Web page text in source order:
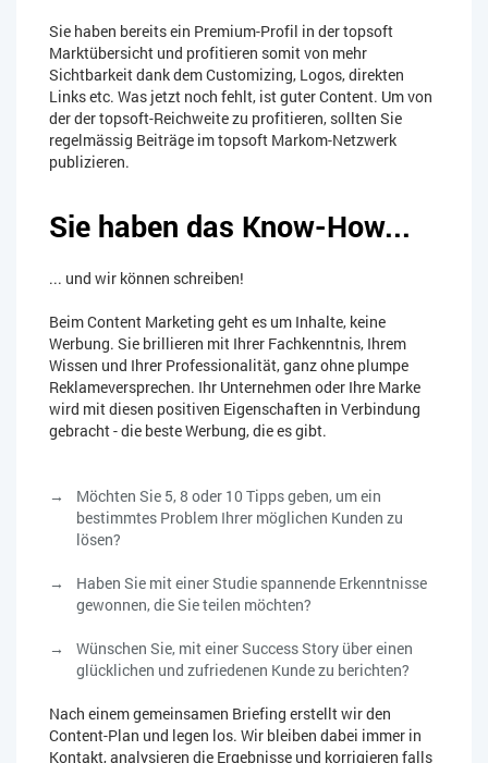
Sie haben bereits ein Premium-Profil in der topsoft
Marktübersicht und profitieren somit von mehr
Sichtbarkeit dank dem Customizing, Logos, direkten
Links etc. Was jetzt noch fehlt, ist guter Content. Um von
der der topsoft-Reichweite zu profitieren, sollten Sie
regelmässig Beiträge im topsoft Markom-Netzwerk
publizieren.
Sie haben das Know-How...
... und wir können schreiben!
Beim Content Marketing geht es um Inhalte, keine
Werbung. Sie brillieren mit Ihrer Fachkenntnis, Ihrem
Wissen und Ihrer Professionalität, ganz ohne plumpe
Reklameversprechen. Ihr Unternehmen oder Ihre Marke
wird mit diesen positiven Eigenschaften in Verbindung
gebracht - die beste Werbung, die es gibt.
Möchten Sie 5, 8 oder 10 Tipps geben, um ein
bestimmtes Problem Ihrer möglichen Kunden zu
lösen?
Haben Sie mit einer Studie spannende Erkenntnisse
gewonnen, die Sie teilen möchten?
Wünschen Sie, mit einer Success Story über einen
glücklichen und zufriedenen Kunde zu berichten?
Nach einem gemeinsamen Briefing erstellt wir den
Content-Plan und legen los. Wir bleiben dabei immer in
Kontakt, analysieren die Ergebnisse und korrigieren falls